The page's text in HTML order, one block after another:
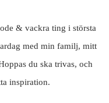
& vackra ting i största
med min familj, mitt
du ska trivas, och
inspiration.